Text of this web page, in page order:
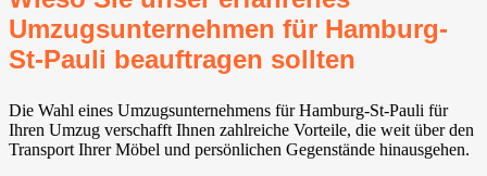
Umzugsunternehmen für Hamburg-
St-Pauli beauftragen sollten
Die Wahl eines Umzugsunternehmens für Hamburg-St-Pauli für
Ihren Umzug verschafft Ihnen zahlreiche Vorteile, die weit über den
Transport Ihrer Möbel und persönlichen Gegenstände hinausgehen.